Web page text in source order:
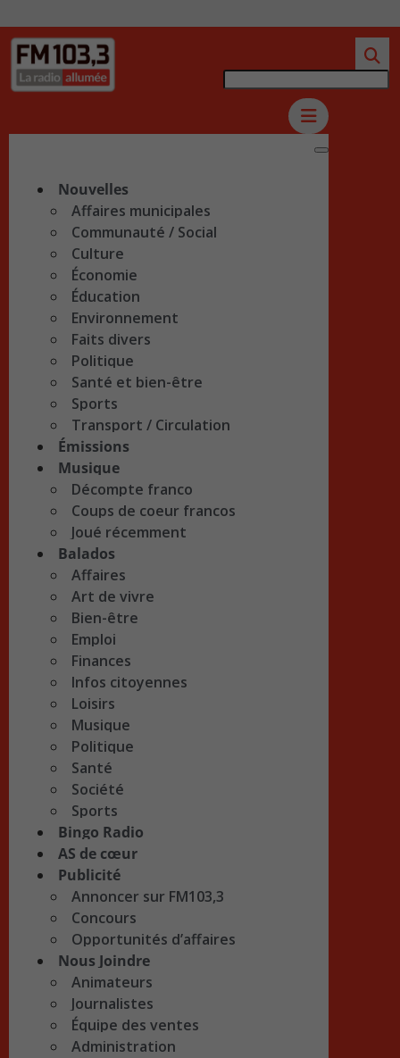
Nouvelles
Affaires municipales
Communauté / Social
Culture
Économie
Éducation
Environnement
Faits divers
Politique
Santé et bien-être
Sports
Transport / Circulation
Émissions
Musique
Décompte franco
Coups de coeur francos
Joué récemment
Balados
Affaires
Art de vivre
Bien-être
Emploi
Finances
Infos citoyennes
Loisirs
Musique
Politique
Santé
Société
Sports
Bingo Radio
AS de cœur
Publicité
Annoncer sur FM103,3
Concours
Opportunités d’affaires
Nous Joindre
Animateurs
Journalistes
Équipe des ventes
Administration